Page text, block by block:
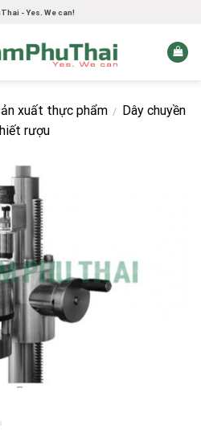
- Yes. We can!
xuất thực phẩm / Dây chuyền
rượu